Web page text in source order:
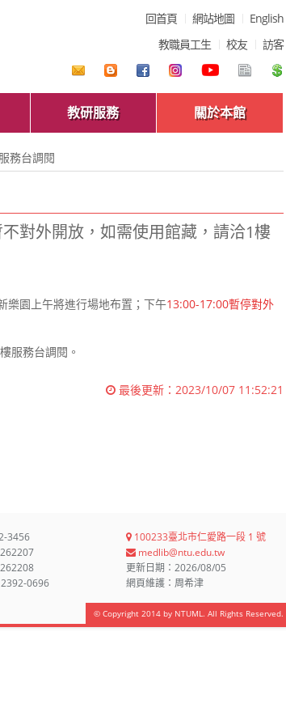
回首頁 網站地圖
English
教職員工生
校友 訪客
教研服務 關於本館
務台調閱
對外開放，如需使用館藏，請洽1樓
樂園上午將進行場地布置；下午13:00-17:00暫停對外
服務台調閱。
最後更新： 2023/10/07 11:52:21
3456
0696
100233臺北市仁愛路一段 1 號
medlib@ntu.edu.tw
更新日期：2026/08/05
網頁維護：周希津
© Copyright 2014 by NTUML. All Rights Reserved.